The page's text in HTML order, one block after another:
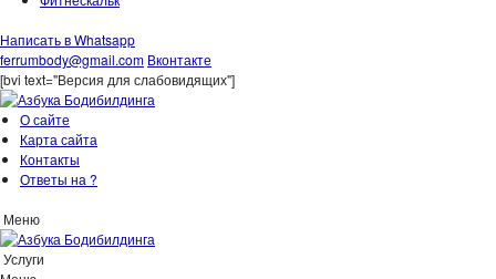
Написать в Whatsapp
ferrumbody@gmail.com Вконтакте
[bvi text="Версия для слабовидящих"]
О сайте
Карта сайта
Контакты
Ответы на ?
Меню
Услуги